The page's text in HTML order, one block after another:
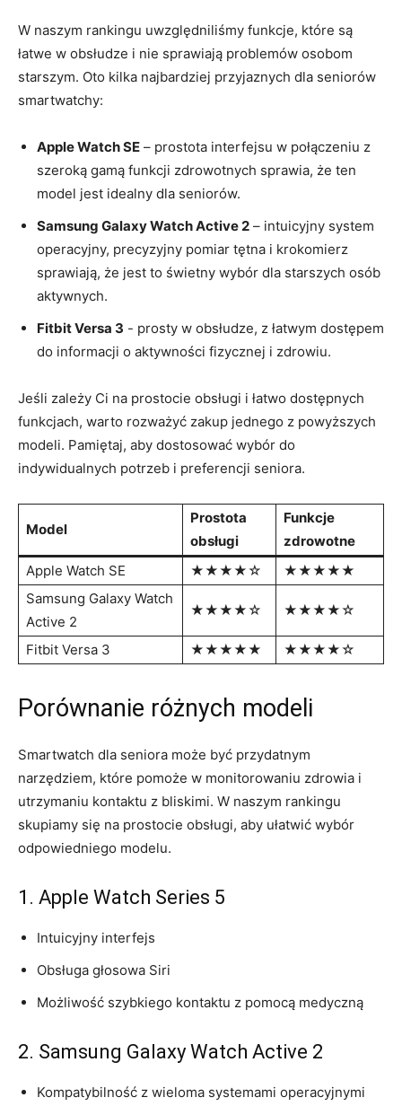
W ⁢naszym rankingu uwzględniliśmy funkcje, które są
łatwe w obsłudze‌ i nie sprawiają problemów osobom
starszym. Oto kilka najbardziej przyjaznych⁤ dla seniorów
smartwatchy:
Apple Watch SE – prostota interfejsu w połączeniu z
szeroką gamą funkcji zdrowotnych​ sprawia, że ten
model jest idealny dla seniorów.
Samsung Galaxy Watch Active 2 – intuicyjny system
operacyjny, precyzyjny​ pomiar tętna i krokomierz
sprawiają, ​że jest to​ świetny ‍wybór dla starszych osób
aktywnych.
Fitbit Versa 3 -‍ prosty w obsłudze, z łatwym dostępem
do informacji o aktywności fizycznej i zdrowiu.
Jeśli zależy Ci na prostocie obsługi i łatwo dostępnych
funkcjach, warto rozważyć zakup jednego z powyższych
⁢modeli. Pamiętaj, aby dostosować ​wybór do⁢
indywidualnych potrzeb⁢ i preferencji seniora.
Model
Prostota
obsługi
Funkcje
zdrowotne
Apple Watch SE
★★★★☆
★★★★★
Samsung Galaxy Watch‍
Active 2
★★★★☆ ★★★★☆
Fitbit‍ Versa 3 ★★★★★ ★★★★☆
Porównanie różnych modeli
Smartwatch dla seniora może być przydatnym
narzędziem, które⁣ pomoże w monitorowaniu ​zdrowia i
utrzymaniu kontaktu z bliskimi. W‍ naszym rankingu
skupiamy się na prostocie obsługi, aby ułatwić wybór
odpowiedniego ‌modelu.
1. Apple Watch Series⁤ 5
Intuicyjny interfejs
Obsługa głosowa Siri
Możliwość szybkiego kontaktu z pomocą medyczną
2. Samsung Galaxy ⁣Watch ⁤Active 2
Kompatybilność z wieloma systemami operacyjnymi